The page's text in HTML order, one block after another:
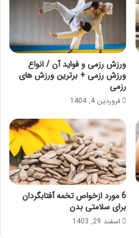
ورزش رزمی و فواید آن / انواع
ورزش رزمی + برترین ورزش های
رزمی
فروردین 4, 1404
6 مورد ازخواص تخمه آفتابگردان
برای سلامتی بدن
اسفند 29, 1403